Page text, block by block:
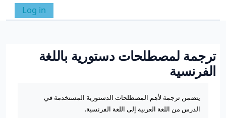
واجهة جانبية
تبديل إدخال البحث
Log in
ترجمة لمصطلحات دستورية باللغة
الفرنسية
يتضمن ترجمة لأهم المصطلحات الدستورية المستخدمة في
الدرس من اللغة العربية إلى اللغة الفرنسية.